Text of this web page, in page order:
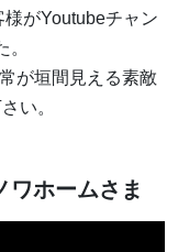
がYoutubeチャン
が垣間見える素敵
い。
ワホームさま